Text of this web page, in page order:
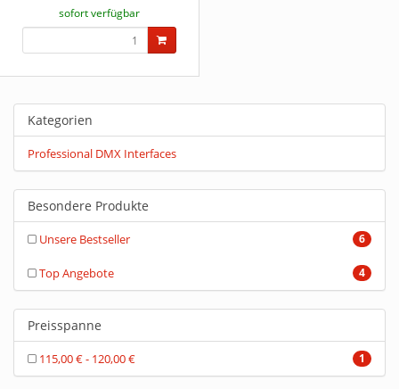
sofort verfügbar
Kategorien
Professional DMX Interfaces
Besondere Produkte
6
Unsere Bestseller
4
Top Angebote
Preisspanne
1
115,00 € - 120,00 €